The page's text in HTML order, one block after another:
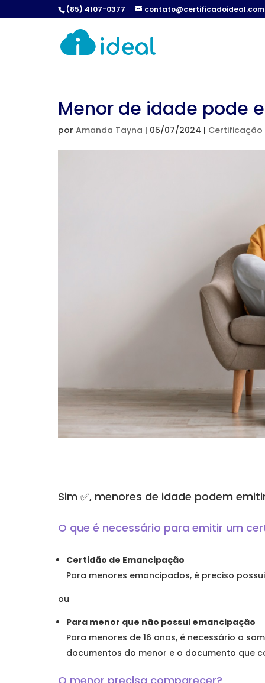
(85) 4107-0377
Menor de idade pode
por Amanda Tayna | 05/07/2024 | Certificação
Sim ✅, menores de idade podem
O que é necessário para emitir um
Certidão de Emancipação
Para menores emancipados, é preciso
ou
Para menor que não possui emancipação
Para menores de 16 anos, é necessário a
documentos do menor e o documento que